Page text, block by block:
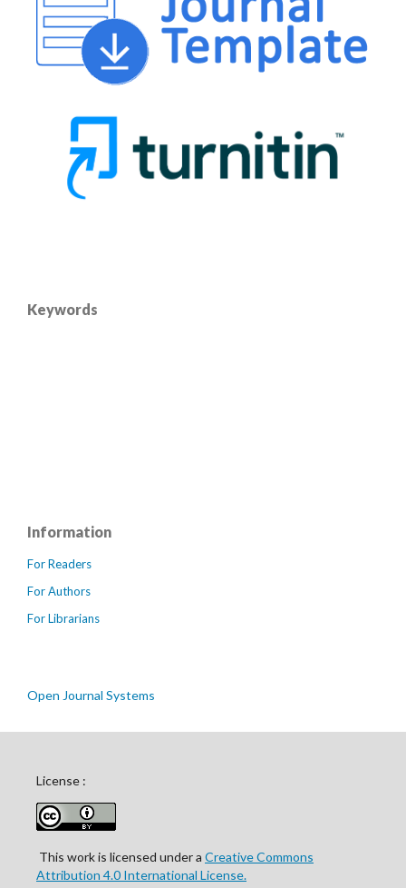
Keywords
Information
For Readers
For Authors
For Librarians
Open Journal Systems
License :
This work is licensed under a Creative Commons
Attribution 4.0 International License.